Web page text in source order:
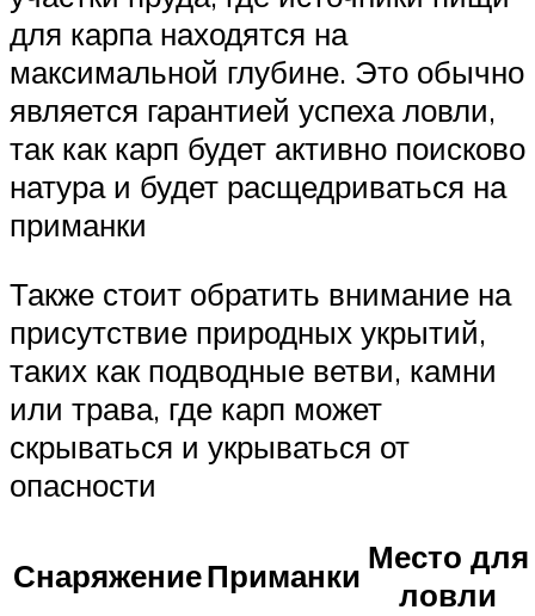
для карпа находятся на
максимальной глубине. Это обычно
является гарантией успеха ловли,
так как карп будет активно поисково
натура и будет расщедриваться на
приманки
Также стоит обратить внимание на
присутствие природных укрытий,
таких как подводные ветви, камни
или трава, где карп может
скрываться и укрываться от
опасности
СнаряжениеПриманки Место для
ловли